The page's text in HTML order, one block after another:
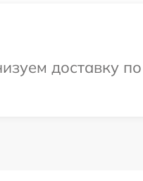
доставку